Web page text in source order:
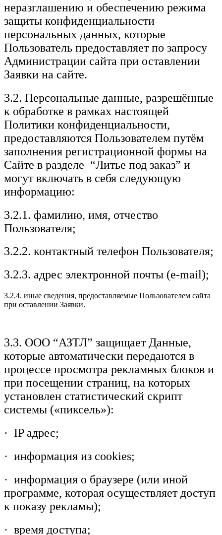
неразглашению и обеспечению режима
защиты конфиденциальности
персональных данных, которые
Пользователь предоставляет по запросу
Администрации сайта при оставлении
Заявки на сайте.
3.2. Персональные данные, разрешённые
к обработке в рамках настоящей
Политики конфиденциальности,
предоставляются Пользователем путём
заполнения регистрационной формы на
Сайте в разделе “Литье под заказ” и
могут включать в себя следующую
информацию:
3.2.1. фамилию, имя, отчество
Пользователя;
3.2.2. контактный телефон Пользователя;
3.2.3. адрес электронной почты (e-mail);
3.2.4. иные сведения, предоставляемые Пользователем сайта
при оставлении Заявки.
3.3. ООО “АЗТЛ” защищает Данные,
которые автоматически передаются в
процессе просмотра рекламных блоков и
при посещении страниц, на которых
установлен статистический скрипт
системы («пиксель»):
· IP адрес;
· информация из cookies;
· информация о браузере (или иной
программе, которая осуществляет доступ
к показу рекламы);
· время доступа;